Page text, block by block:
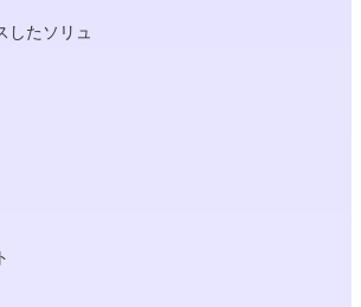
したソリュ